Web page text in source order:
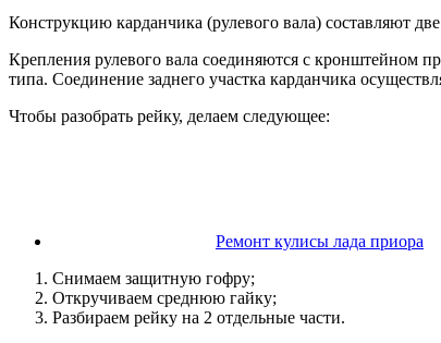
Конструкцию карданчика (рулевого вала) составляют
Крепления рулевого вала соединяются с кронштейном
типа. Соединение заднего участка карданчика
Чтобы разобрать рейку, делаем следующее:
Ремонт кулисы лада приора
Снимаем защитную гофру;
Откручиваем среднюю гайку;
Разбираем рейку на 2 отдельные части.